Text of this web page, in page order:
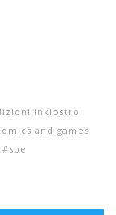
inkiostro
and games
sbe